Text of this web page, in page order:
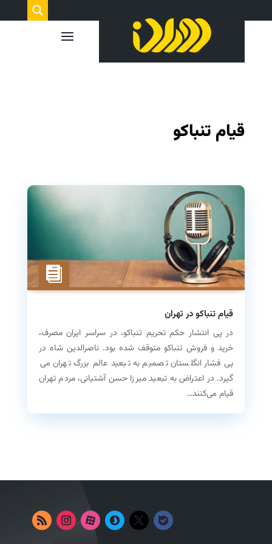
قیام تنباکو
قیام تنباکو در تهران
در پی انتشار حکم تحریم تنباکو، در سراسر ایران مصرف،
خرید و فروش تنباکو متوقف شده بود. ناصرالدین شاه در
پی فشار انگلستان تصمیم به تبعید عالم بزرگ تهران می­‌
گیرد. در اعتراض به تبعید میرزا حسن آشتیانی، مردم تهران
قیام می‌‌کنند…